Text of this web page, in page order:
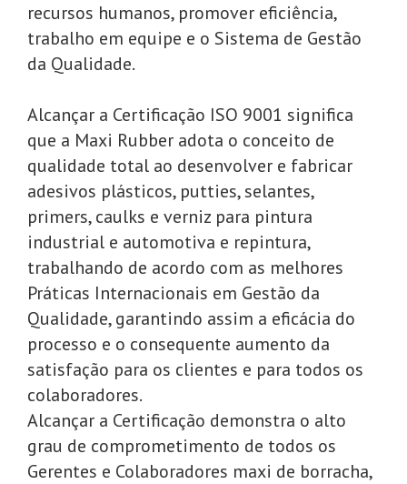
recursos humanos, promover eficiência,
trabalho em equipe e o Sistema de Gestão
da Qualidade.
Alcançar a Certificação ISO 9001 significa
que a Maxi Rubber adota o conceito de
qualidade total ao desenvolver e fabricar
adesivos plásticos, putties, selantes,
primers, caulks e verniz para pintura
industrial e automotiva e repintura,
trabalhando de acordo com as melhores
Práticas Internacionais em Gestão da
Qualidade, garantindo assim a eficácia do
processo e o consequente aumento da
satisfação para os clientes e para todos os
colaboradores.
Alcançar a Certificação demonstra o alto
grau de comprometimento de todos os
Gerentes e Colaboradores maxi de borracha,